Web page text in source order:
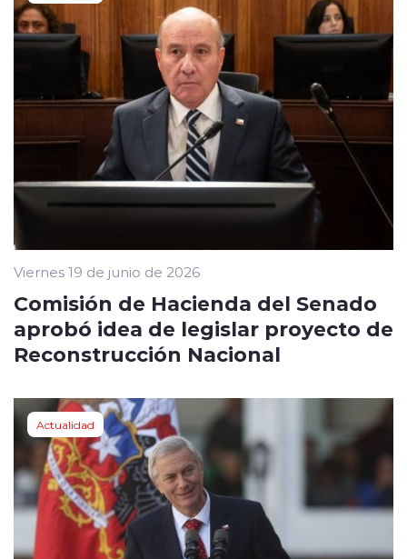
Viernes 19 de junio de 2026
Comisión de Hacienda del Senado
aprobó idea de legislar proyecto de
Reconstrucción Nacional
Actualidad